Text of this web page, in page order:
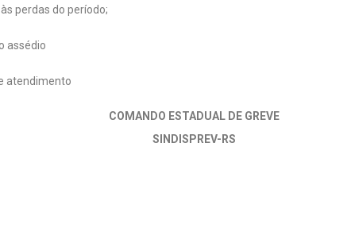
perdas do período;
assédio
atendimento
COMANDO ESTADUAL DE GREVE
SINDISPREV-RS